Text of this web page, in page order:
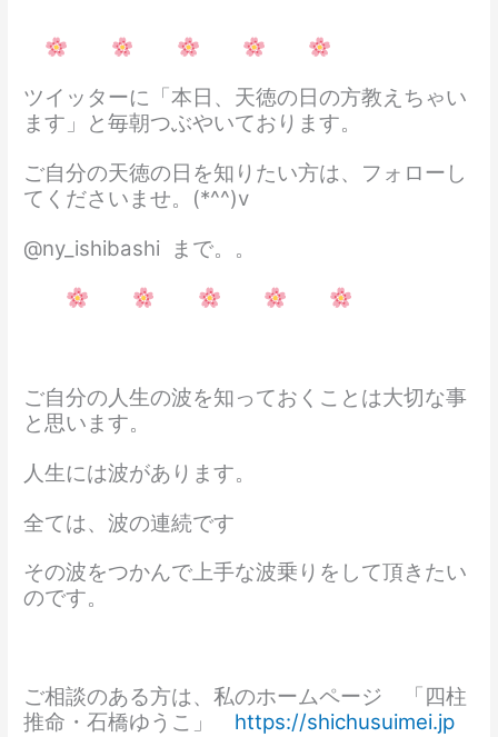
ツイッターに「本日、天徳の日の方教えちゃい
ます」と毎朝つぶやいております。
ご自分の天徳の日を知りたい方は、フォローし
てくださいませ。(*^^)v
@ny_ishibashi まで。。
ご自分の人生の波を知っておくことは大切な事
と思います。
人生には波があります。
全ては、波の連続です
その波をつかんで上手な波乗りをして頂きたい
のです。
ご相談のある方は、私のホームページ 「四柱
推命・石橋ゆうこ」 https://shichusuimei.jp